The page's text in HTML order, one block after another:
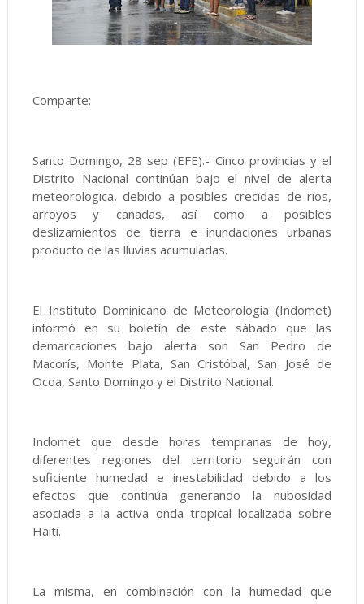
Comparte:
Santo Domingo, 28 sep (EFE).- Cinco provincias y el
Distrito Nacional continúan bajo el nivel de alerta
meteorológica, debido a posibles crecidas de ríos,
arroyos y cañadas, así como a posibles
deslizamientos de tierra e inundaciones urbanas
producto de las lluvias acumuladas.
El Instituto Dominicano de Meteorología (Indomet)
informó en su boletín de este sábado que las
demarcaciones bajo alerta son San Pedro de
Macorís, Monte Plata, San Cristóbal, San José de
Ocoa, Santo Domingo y el Distrito Nacional.
Indomet que desde horas tempranas de hoy,
diferentes regiones del territorio seguirán con
suficiente humedad e inestabilidad debido a los
efectos que continúa generando la nubosidad
asociada a la activa onda tropical localizada sobre
Haití.
La misma, en combinación con la humedad que